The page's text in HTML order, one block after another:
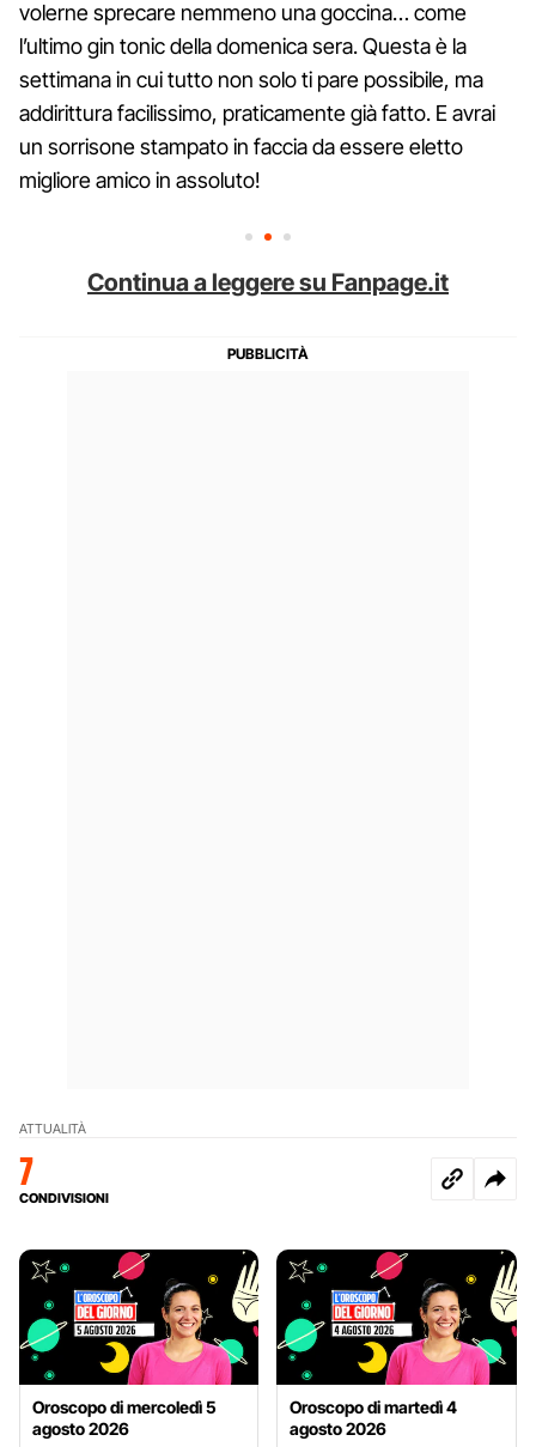
volerne sprecare nemmeno una goccina… come
l’ultimo gin tonic della domenica sera. Questa è la
settimana in cui tutto non solo ti pare possibile, ma
addirittura facilissimo, praticamente già fatto. E avrai
un sorrisone stampato in faccia da essere eletto
migliore amico in assoluto!
Continua a leggere su Fanpage.it
ATTUALITÀ
7
CONDIVISIONI
Oroscopo di mercoledì 5
agosto 2026
Oroscopo di martedì 4
agosto 2026